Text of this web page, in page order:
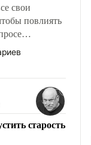
свои
повлиять
вооружений
Вероятно,
пришла в
бы
что
в
старость